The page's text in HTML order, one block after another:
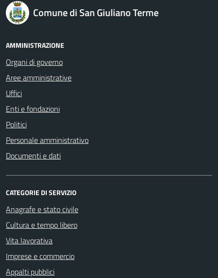
logo Unione Europea
Comune di San Giuliano Terme
AMMINISTRAZIONE
Organi di governo
Aree amministrative
Uffici
Enti e fondazioni
Politici
Personale amministrativo
Documenti e dati
CATEGORIE DI SERVIZIO
Anagrafe e stato civile
Cultura e tempo libero
Vita lavorativa
Imprese e commercio
Appalti pubblici